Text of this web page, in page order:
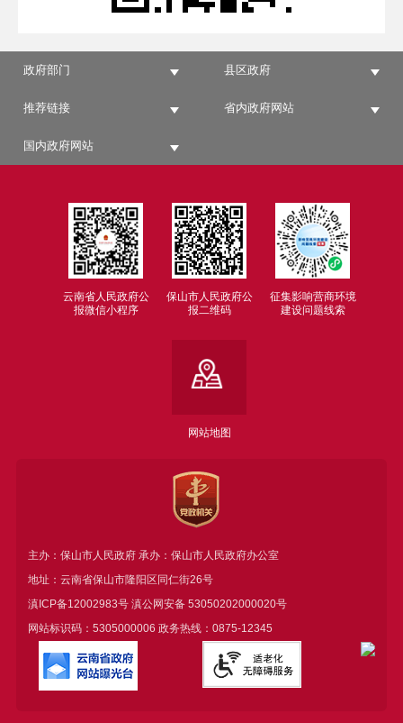
政府部门 县区政府
推荐链接 省内政府网站
国内政府网站
云南省人民政府公
报微信小程序
保山市人民政府公
报二维码
征集影响营商环境
建设问题线索
网站地图
主办：保山市人民政府 承办：保山市人民政府办公室
地址：云南省保山市隆阳区同仁街26号
滇ICP备12002983号滇公网安备 53050202000020号
网站标识码：5305000006 政务热线：0875-12345